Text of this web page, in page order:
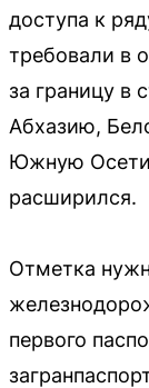
доступа к
требовали в
за границу в
Абхазию,
Южную
расширился.
Отметка
первого